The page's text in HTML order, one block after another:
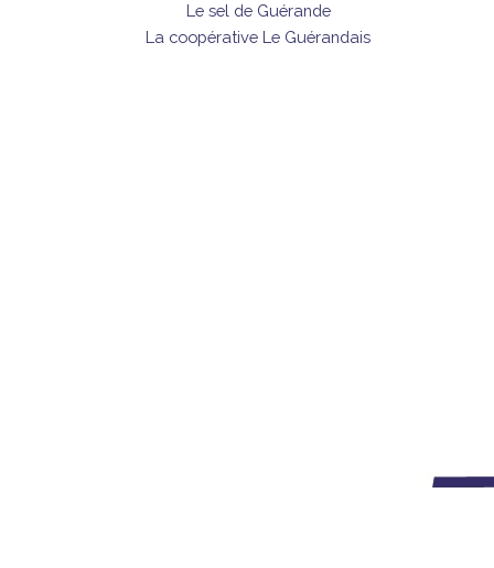
Le sel de Guérande
La coopérative Le Guérandais